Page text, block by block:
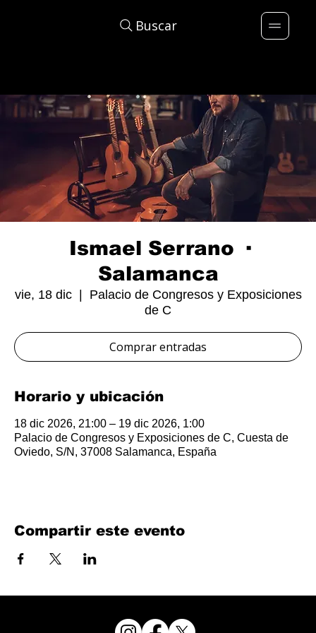
Buscar
Ismael Serrano ·
Salamanca
vie, 18 dic
  |
Palacio de Congresos y Exposiciones
de C
Comprar entradas
Horario y ubicación
18 dic 2026, 21:00 – 19 dic 2026, 1:00
Palacio de Congresos y Exposiciones de C, Cuesta de
Oviedo, S/N, 37008 Salamanca, España
Compartir este evento